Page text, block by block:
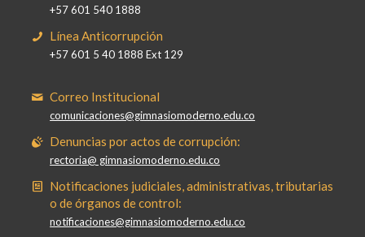
+57 601 540 1888
Línea Anticorrupción
+57 601 5 40 1888 Ext 129
Correo Institucional
comunicaciones@gimnasiomoderno.edu.co
Denuncias por actos de corrupción:
rectoria@ gimnasiomoderno.edu.co
Notificaciones judiciales, administrativas, tributarias
o de órganos de control:
notificaciones@gimnasiomoderno.edu.co